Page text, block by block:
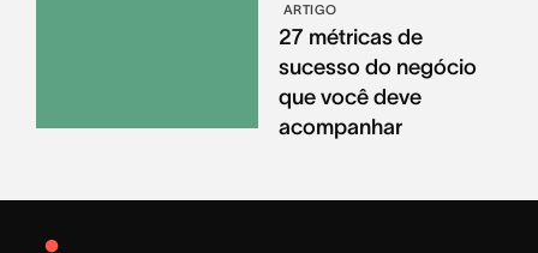
ARTIGO
27 métricas de
sucesso do negócio
que você deve
acompanhar